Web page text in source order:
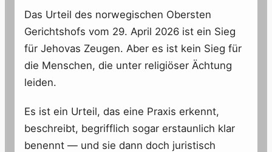
Das Urteil des norwegischen Obersten
Gerichtshofs vom 29. April 2026 ist ein Sieg
für Jehovas Zeugen. Aber es ist kein Sieg für
die Menschen, die unter religiöser Ächtung
leiden.
Es ist ein Urteil, das eine Praxis erkennt,
beschreibt, begrifflich sogar erstaunlich klar
benennt — und sie dann doch juristisch